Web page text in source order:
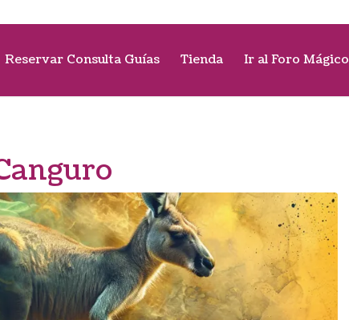
Reservar Consulta Guías Tienda Ir al Foro Mágico